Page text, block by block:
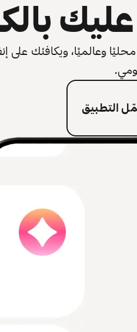
وعالميًا، ويكافئك على
التطبيق